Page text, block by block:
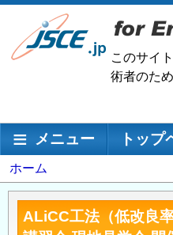
メ
ン
移
このサイ
術者のた
メインナビゲーション
メニュー トップ
パ
ン
ホーム
ALiCC工法（低改良